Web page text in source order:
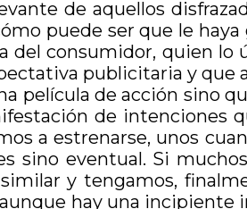
de aquellos
puede ser que le
del consumidor, quien lo
publicitaria y que
película de acción sino
de intenciones
a estrenarse, unos
sino eventual. Si
y tengamos,
hay una incipiente